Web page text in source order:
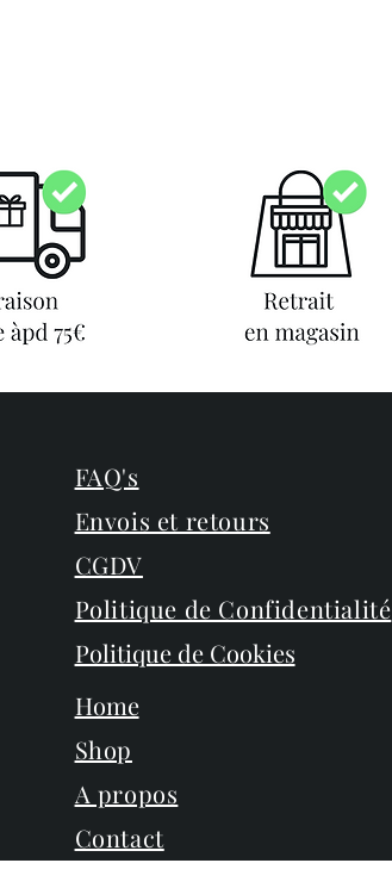
FAQ's
Envois et retours
CGDV
Politique de Confidentialité
Politique de Cookies
Home
Shop
A propos
Contact